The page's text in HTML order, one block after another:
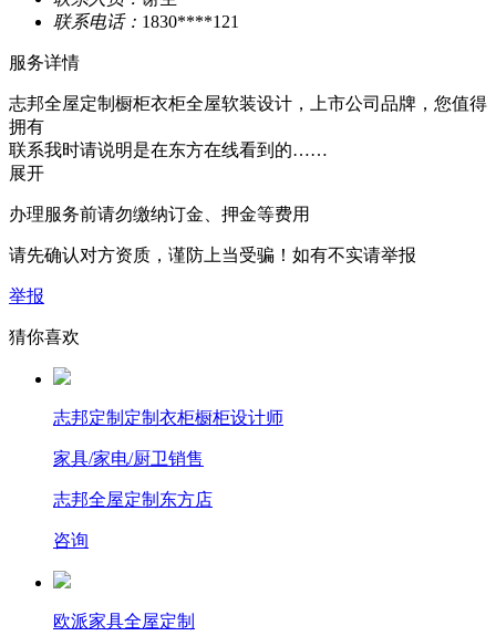
联系电话： 1830****121
服务详情
志邦全屋定制橱柜衣柜全屋软装设计，上市公司品牌，您值得
拥有
联系我时请说明是在东方在线看到的……
展开
办理服务前请勿缴纳订金、押金等费用
请先确认对方资质，谨防上当受骗！如有不实请举报
举报
猜你喜欢
志邦定制定制衣柜橱柜设计师
家具/家电/厨卫销售
志邦全屋定制东方店
咨询
欧派家具全屋定制